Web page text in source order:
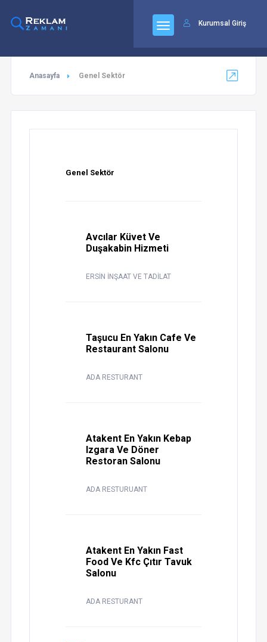
Kurumsal Giriş
Anasayfa Genel Sektör
Genel Sektör
Avcılar Küvet Ve
Duşakabin Hizmeti
ERSİN İNŞAAT VE TADİLAT
Taşucu En Yakın Cafe Ve
Restaurant Salonu
ADA RESTURANT
Atakent En Yakın Kebap
Izgara Ve Döner
Restoran Salonu
ADA RESTURUANT
Atakent En Yakın Fast
Food Ve Kfc Çıtır Tavuk
Salonu
ADA RESTURANT